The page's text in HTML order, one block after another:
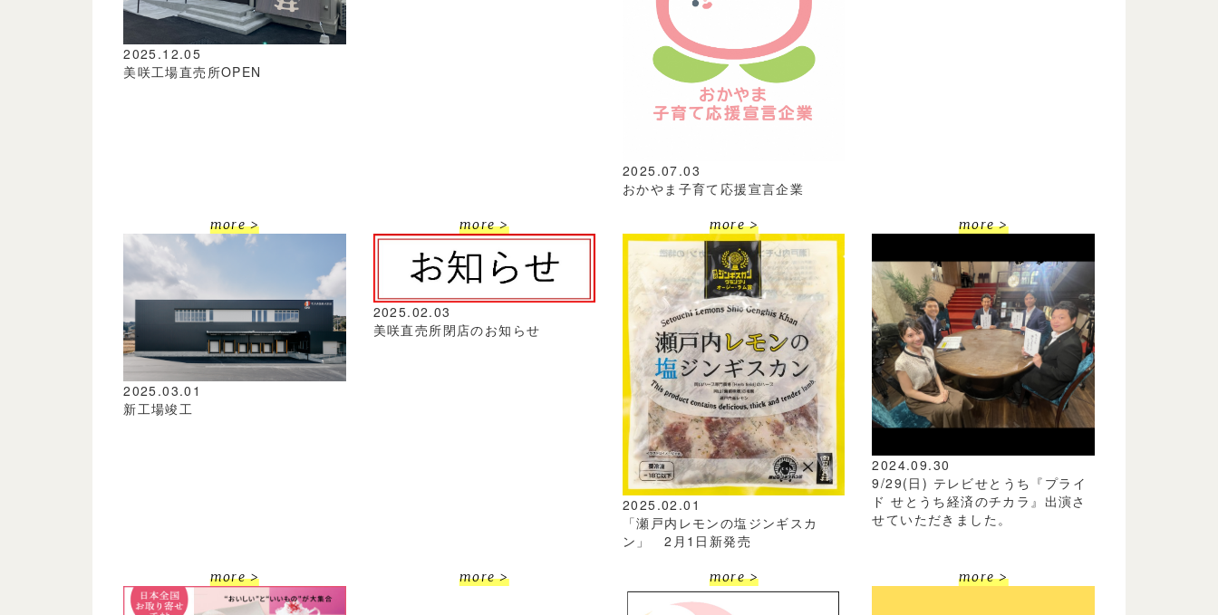
2025.12.05
美咲工場直売所OPEN
more > more >
2025.07.03
おかやま子育て応援宣言企業
more > more >
2025.03.01
新工場竣工
more >
2025.02.03
美咲直売所閉店のお知らせ
more >
2025.02.01
「瀬戸内レモンの塩ジンギスカ
ン」 2月1日新発売
more >
2024.09.30
9/29(日) テレビせとうち『プライ
ド せとうち経済のチカラ』出演さ
せていただきました。
more >